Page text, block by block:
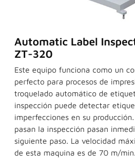
Automatic Label
ZT-320
Este equipo funciona como un
perfecto para procesos de
troquelado automático de
inspección puede detectar
imperfecciones en su
pasan la inspección pasan
siguiente paso. La velocidad
de esta maquina es de 70 m/min.